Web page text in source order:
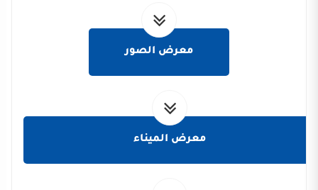
معرض الصور
معرض الميناء